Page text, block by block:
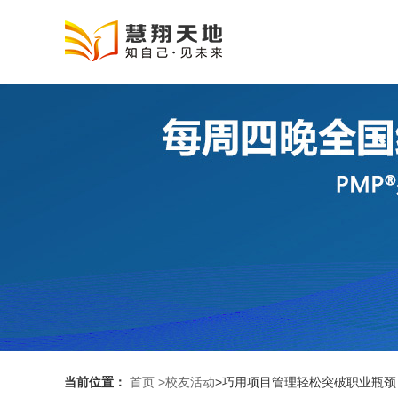
当前位置： 首页 >校友活动>巧用项目管理轻松突破职业瓶